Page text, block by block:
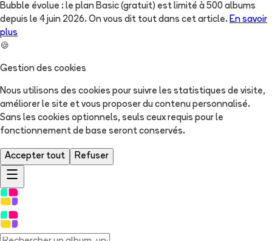
Bubble évolue : le plan Basic (gratuit) est limité à 500 albums
depuis le 4 juin 2026. On vous dit tout dans cet article. En savoir
plus
🍪
Gestion des cookies
Nous utilisons des cookies pour suivre les statistiques de visite,
améliorer le site et vous proposer du contenu personnalisé.
Sans les cookies optionnels, seuls ceux requis pour le
fonctionnement de base seront conservés.
Accepter tout Refuser